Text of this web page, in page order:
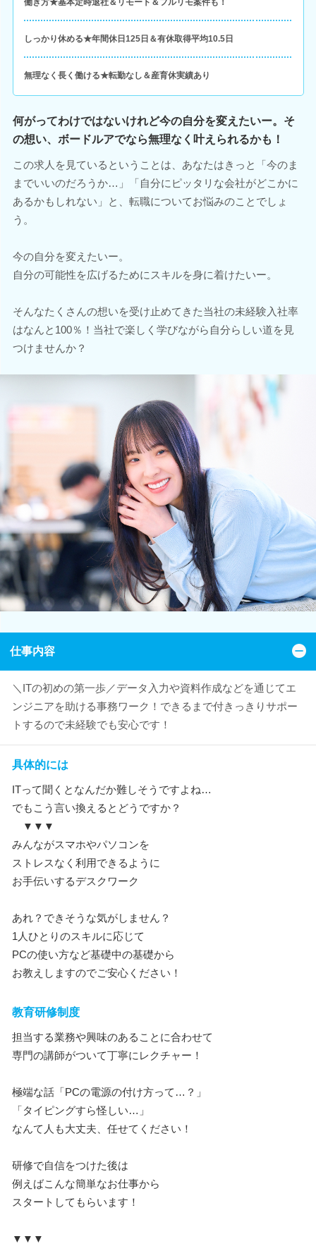
しっかり休める★年間休日125日＆有休取得平均10.5日
無理なく長く働ける★転勤なし＆産育休実績あり
何がってわけではないけれど今の自分を変えたいー。そ
の想い、ボードルアでなら無理なく叶えられるかも！
この求人を見ているということは、あなたはきっと「今のま
までいいのだろうか…」「自分にピッタリな会社がどこかに
あるかもしれない」と、転職についてお悩みのことでしょ
う。
今の自分を変えたいー。
自分の可能性を広げるためにスキルを身に着けたいー。
そんなたくさんの想いを受け止めてきた当社の未経験入社率
はなんと100％！当社で楽しく学びながら自分らしい道を見
つけませんか？
仕事内容
＼ITの初めの第一歩／データ入力や資料作成などを通じてエ
ンジニアを助ける事務ワーク！できるまで付きっきりサポー
トするので未経験でも安心です！
具体的には
ITって聞くとなんだか難しそうですよね…
でもこう言い換えるとどうですか？
▼▼▼
みんながスマホやパソコンを
ストレスなく利用できるように
お手伝いするデスクワーク
あれ？できそうな気がしません？
1人ひとりのスキルに応じて
PCの使い方など基礎中の基礎から
お教えしますのでご安心ください！
教育研修制度
担当する業務や興味のあることに合わせて
専門の講師がついて丁寧にレクチャー！
極端な話「PCの電源の付け方って…？」
「タイピングすら怪しい…」
なんて人も大丈夫、任せてください！
研修で自信をつけた後は
例えばこんな簡単なお仕事から
スタートしてもらいます！
▼▼▼